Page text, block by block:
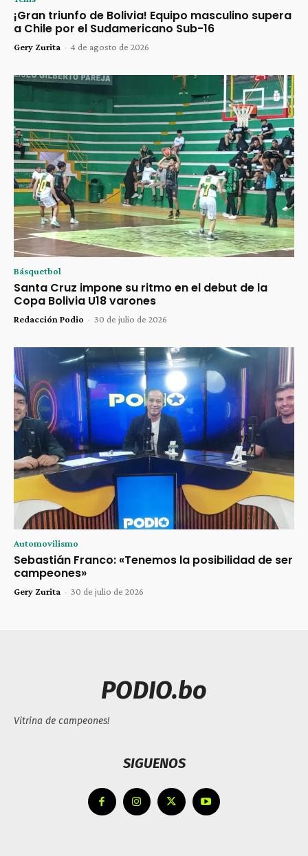
¡Gran triunfo de Bolivia! Equipo masculino supera
a Chile por el Sudamericano Sub-16
Gery Zurita - 4 de agosto de 2026
Básquetbol
Santa Cruz impone su ritmo en el debut de la
Copa Bolivia U18 varones
Redacción Podio - 30 de julio de 2026
Automovilismo
Sebastián Franco: «Tenemos la posibilidad de ser
campeones»
Gery Zurita - 30 de julio de 2026
PODIO.bo
Vitrina de campeones!
SIGUENOS